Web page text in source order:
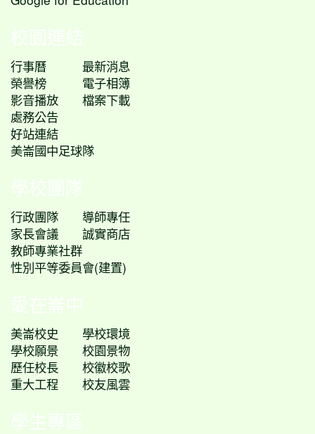
校園連結
行事曆
最新消息
榮譽榜
電子相簿
影音播放
檔案下載
處務公告
好站連結
美崙國中足球隊
學校團隊
行政團隊
導師專任
家長會議
誠實商店
教師專業社群
性別平等委員會(建置)
愛在崙中
美崙校史
學校環境
學校願景
校園景物
歷任校長
校徽校歌
重大工程
校友風雲
學生專區